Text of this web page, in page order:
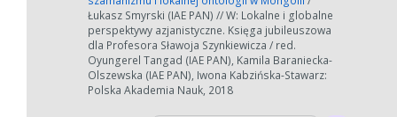
zmniejszając zakres lat.
Anuluj
Łukasz Smyrski (IAE PAN) // W: Lokalne i globalne
perspektywy azjanistyczne. Księga jubileuszowa
dla Profesora Sławoja Szynkiewicza / red.
Oyungerel Tangad (IAE PAN), Kamila Baraniecka-
Olszewska (IAE PAN), Iwona Kabzińska-Stawarz:
Polska Akademia Nauk, 2018